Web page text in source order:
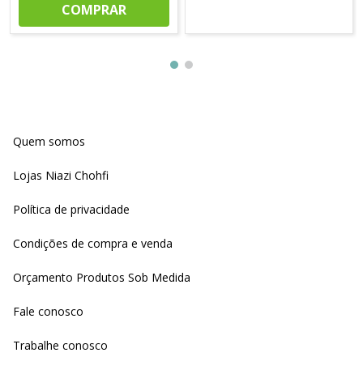
COMPRAR
Quem somos
Lojas Niazi Chohfi
Política de privacidade
Condições de compra e venda
Orçamento Produtos Sob Medida
Fale conosco
Trabalhe conosco